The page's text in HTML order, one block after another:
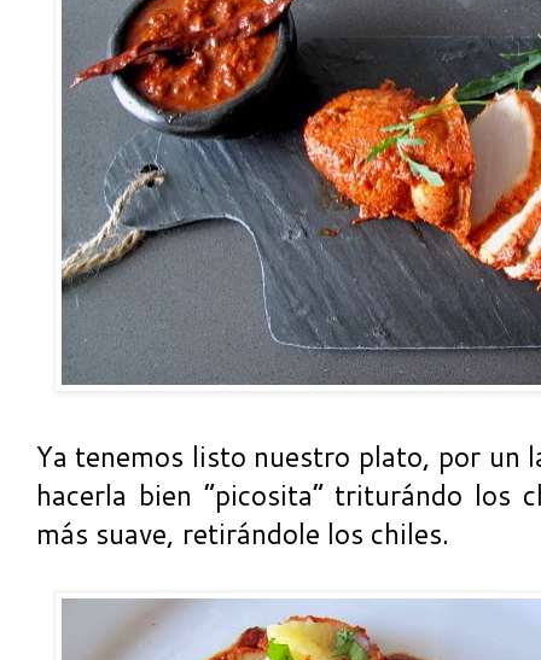
Ya tenemos listo nuestro plato, por un
hacerla bien “picosita” triturándo los
más suave, retirándole los chiles.